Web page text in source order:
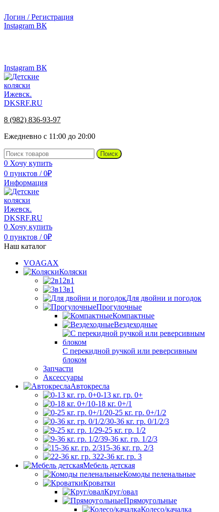
Логин / Регистрация
Instagram ВК
Instagram ВК
8 (982) 836-93-97
Ежедневно с 11:00 до 20:00
Поиск
0 Хочу купить
0 пунктов / 0₽
Информация
0 Хочу купить
0 пунктов / 0₽
Наш каталог
VOAGAX
Коляски
2в1
3в1
Для двойни и погодок
Прогулочные
Компактные
Вездеходные
С перекидной ручкой или реверсивным
блоком
Запчасти
Аксессуары
Автокресла
0-13 кг. гр. 0+
0-18 кг. 0+/1
0-25 кг. гр. 0+/1/2
0-36 кг. гр. 0/1/2/3
9-25 кг. гр. 1/2
9-36 кг. гр. 1/2/3
15-36 кг. гр. 2/3
22-36 кг. гр. 3
Мебель детская
Комоды пеленальные
Кроватки
Круг/овал
Прямоугольные
Колесо/качалка